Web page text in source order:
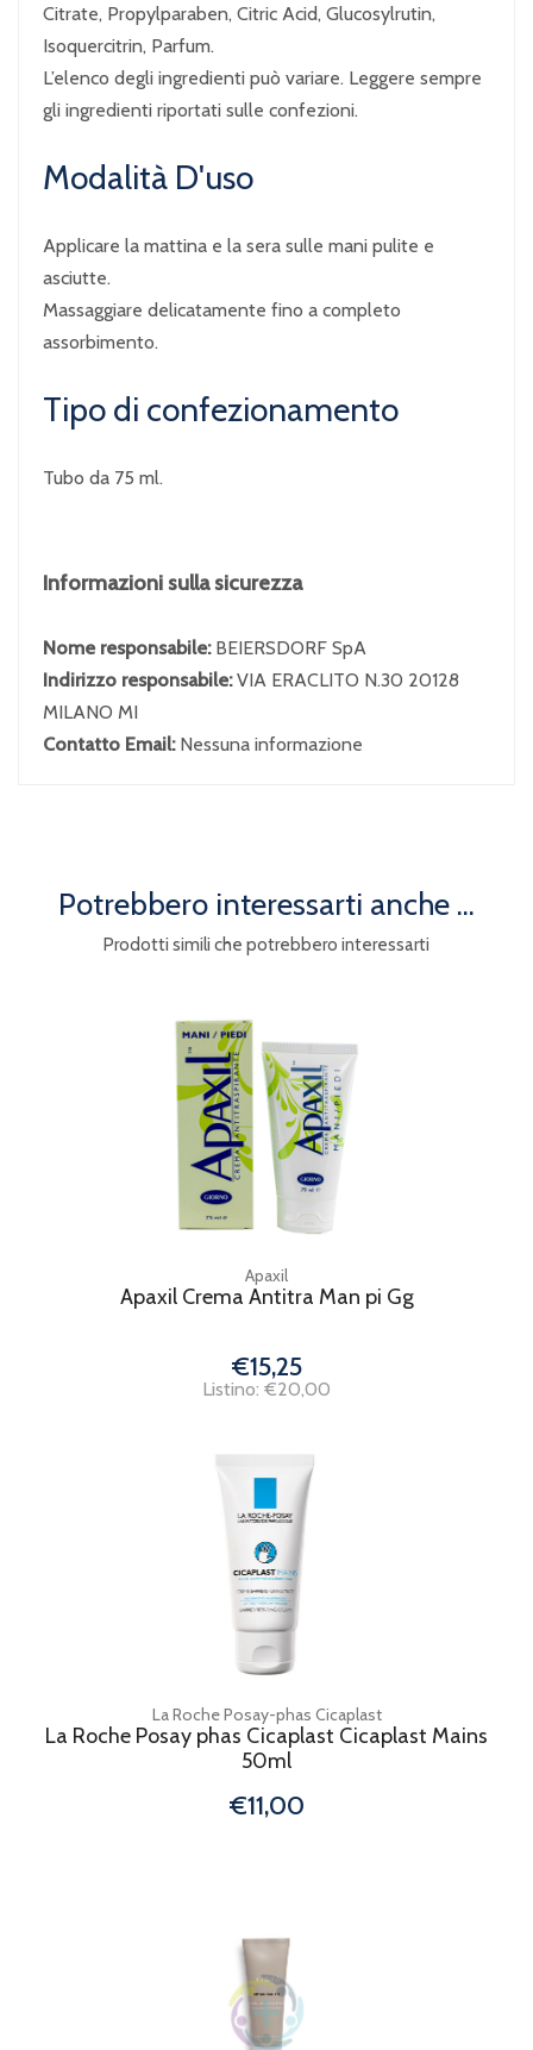
Citrate, Propylparaben, Citric Acid, Glucosylrutin,
Isoquercitrin, Parfum.
L’elenco degli ingredienti può variare. Leggere sempre
gli ingredienti riportati sulle confezioni.
Modalità D'uso
Applicare la mattina e la sera sulle mani pulite e
asciutte.
Massaggiare delicatamente fino a completo
assorbimento.
Tipo di confezionamento
Tubo da 75 ml.
Informazioni sulla sicurezza
Nome responsabile: BEIERSDORF SpA
Indirizzo responsabile:VIA ERACLITO N.30 20128
MILANO MI
Contatto Email: Nessuna informazione
Potrebbero interessarti anche ...
Prodotti simili che potrebbero interessarti
Apaxil
Apaxil Crema Antitra Man pi Gg
€15,25
Listino: €20,00
La Roche Posay-phas Cicaplast
La Roche Posay phas Cicaplast Cicaplast Mains
50ml
€11,00